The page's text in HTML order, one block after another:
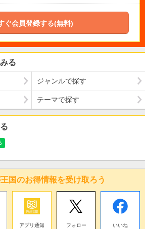
ぐ会員登録する(無料)
る
ジャンルで探す
テーマで探す
国のお得情報を受け取ろう
アプリ通知 フォロー いいね